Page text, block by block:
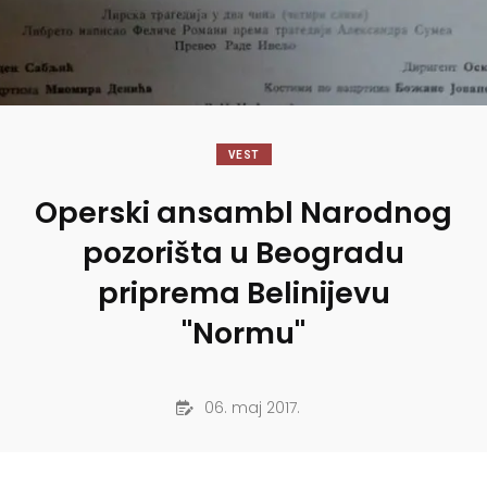
VEST
Operski ansambl Narodnog
pozorišta u Beogradu
priprema Belinijevu
"Normu"
06. maj 2017.